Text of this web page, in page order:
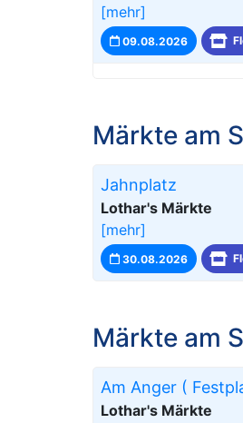
[mehr]
09.08.2026
Märkte am
Jahnplatz
Lothar's Märkte
[mehr]
30.08.2026
Märkte am
Am Anger (
Lothar's Märkte